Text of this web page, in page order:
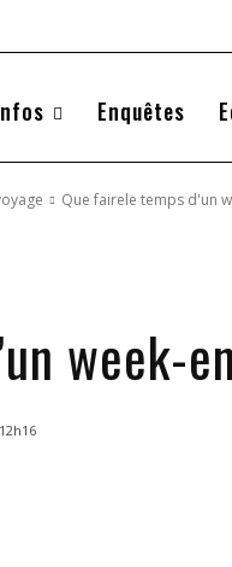
Enquêtes
Que fairele temps d'un
week-